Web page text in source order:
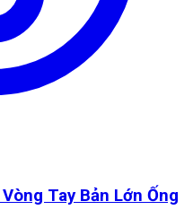
Tay Bản Lớn Ống